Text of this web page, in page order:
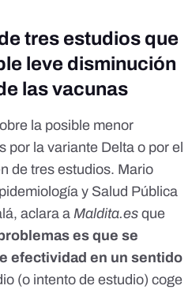
tres estudios que
leve disminución
las vacunas
la posible menor
por la variante Delta o por el
de tres estudios. Mario
y Salud Pública
aclara a Maldita.es que
es que se
efectividad en un sentido
(o intento de estudio) coge